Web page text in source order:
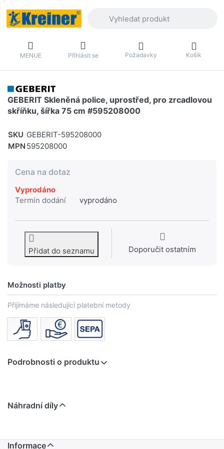
MENUE Přihlásit se Požadavky Košík
GEBERIT Skleněná police, uprostřed, pro zrcadlovou
skříňku, šířka 75 cm #595208000
SKU GEBERIT-595208000
MPN 595208000
Cena na dotaz
Vyprodáno
Termín dodání
vyprodáno
Přidat do seznamu Doporučit ostatním
Možnosti platby
Přijímáme následující platební metody
Podrobnosti o produktu
Náhradní díly
Informace